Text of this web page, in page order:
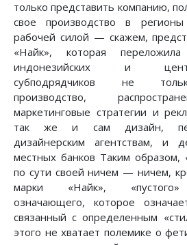
только представить компанию,
свое производство в
рабочей силой — скажем,
«Найк», которая
индонезийских и
субподрядчиков не
производство,
маркетинговые стратегии и
так же и сам дизайн,
дизайнерским агентствам, и
местных банков Таким
по сути своей ничем — ничем,
марки «Найк», «пустого»
означающего, которое
связанный с определенным
этого не хватает полемике о